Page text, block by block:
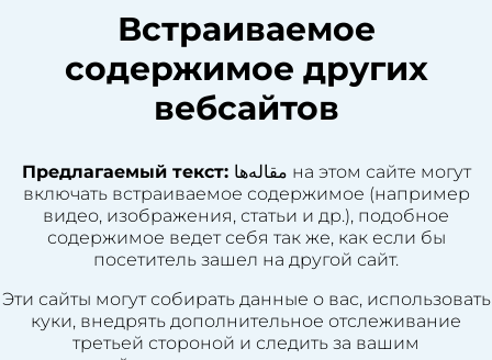
Встраиваемое
содержимое других
вебсайтов
Предлагаемый текст: مقاله‌ها на этом сайте могут
включать встраиваемое содержимое (например
видео, изображения, статьи и др.), подобное
содержимое ведет себя так же, как если бы
посетитель зашел на другой сайт.
Эти сайты могут собирать данные о вас, использовать
куки, внедрять дополнительное отслеживание
третьей стороной и следить за вашим